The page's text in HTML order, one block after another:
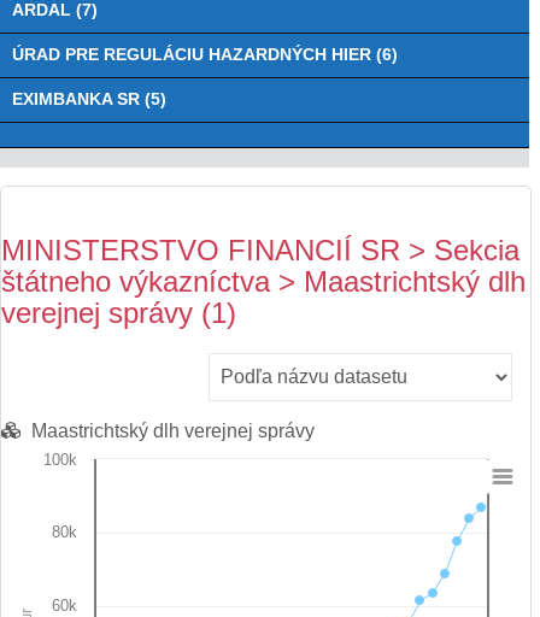
ARDAL (7)
ÚRAD PRE REGULÁCIU HAZARDNÝCH HIER (6)
EXIMBANKA SR (5)
MINISTERSTVO FINANCIÍ SR > Sekcia
štátneho výkazníctva > Maastrichtský dlh
verejnej správy (1)
Maastrichtský dlh verejnej správy
Line chart with 2 lines.
60k
80k
100k